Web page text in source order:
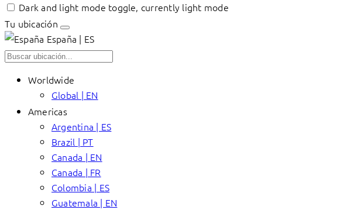
Dark and light mode toggle, currently light mode
Tu ubicación
España | ES
Worldwide
Global | EN
Americas
Argentina | ES
Brazil | PT
Canada | EN
Canada | FR
Colombia | ES
Guatemala | EN